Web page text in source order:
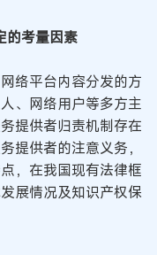
的考量因素
络平台内容分发的方
、网络用户等多方主
提供者归责机制存在
提供者的注意义务，
，在我国现有法律框
展情况及知识产权保